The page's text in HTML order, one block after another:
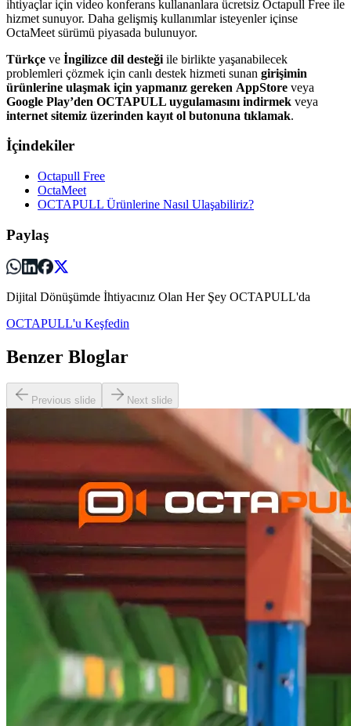
ihtiyaçlar için video konferans kullananlara ücretsiz Octapull Free ile
hizmet sunuyor. Daha gelişmiş kullanımlar isteyenler içinse
OctaMeet sürümü piyasada bulunuyor.
Türkçe ve İngilizce dil desteği ile birlikte yaşanabilecek
problemleri çözmek için canlı destek hizmeti sunan girişimin
ürünlerine ulaşmak için yapmanız gereken AppStore veya
Google Play’den OCTAPULL uygulamasını indirmek veya
internet sitemiz üzerinden kayıt ol butonuna tıklamak.
İçindekiler
Octapull Free
OctaMeet
OCTAPULL Ürünlerine Nasıl Ulaşabiliriz?
Paylaş
Dijital Dönüşümde İhtiyacınız Olan Her Şey OCTAPULL'da
OCTAPULL'u Keşfedin
Benzer Bloglar
Previous slide Next slide